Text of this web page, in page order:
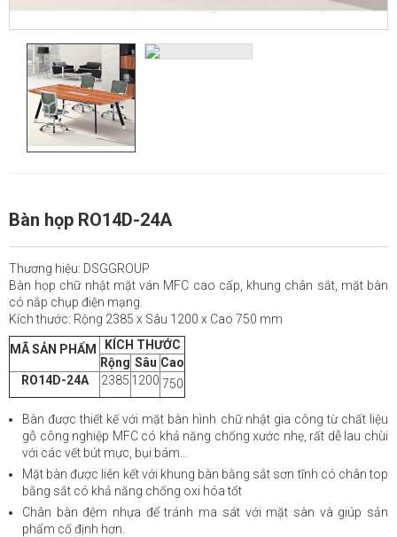
Bàn họp RO14D-24A
Thương hiệu: DSGGROUP
Bàn họp chữ nhật mặt ván MFC cao cấp, khung chân sắt, mặt bàn
có nắp chụp điện mạng.
Kích thước: Rộng 2385 x Sâu 1200 x Cao 750 mm
MÃ SẢN PHẨM
KÍCH THƯỚC
Rộng Sâu Cao
RO14D-24A
2385 1200 750
Bàn được thiết kế với mặt bàn hình chữ nhật gia công từ chất liệu
gỗ công nghiệp MFC có khả năng chống xước nhẹ, rất dễ lau chùi
với các vết bút mực, bụi bám…
Mặt bàn được liên kết với khung bàn bằng sắt sơn tĩnh có chân top
bằng sắt có khả năng chống oxi hóa tốt
Chân bàn đệm nhựa để tránh ma sát với mặt sàn và giúp sản
phẩm cố định hơn.